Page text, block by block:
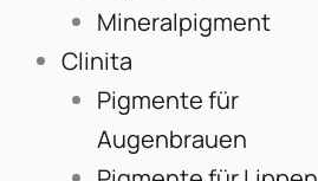
Mineralpigment
Clinita
Pigmente für
Augenbrauen